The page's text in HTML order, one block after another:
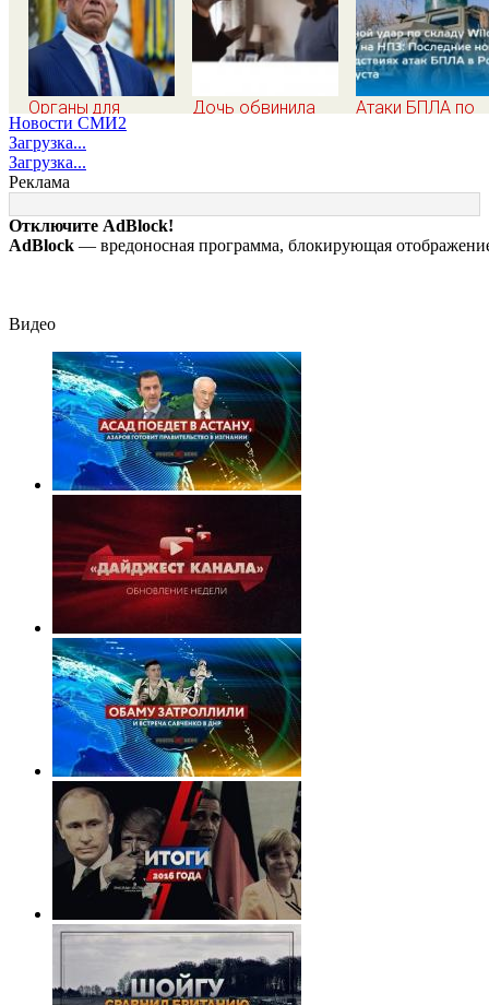
Органы для
пересадки «черные
трансплантологи»
извлекали у еще
живых пациентов
Дочь обвинила
всей правды о
своём отце -
история одной
Атаки БПЛА по
последствия,
на склады
Wildberries,
Новости СМИ2
Загрузка...
Загрузка...
Реклама
Отключите AdBlock!
AdBlock — вредоносная программа, блокирующая
Видео